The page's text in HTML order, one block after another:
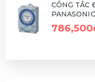
CÔNG TẮC